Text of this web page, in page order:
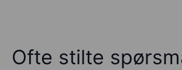
Ofte stilte